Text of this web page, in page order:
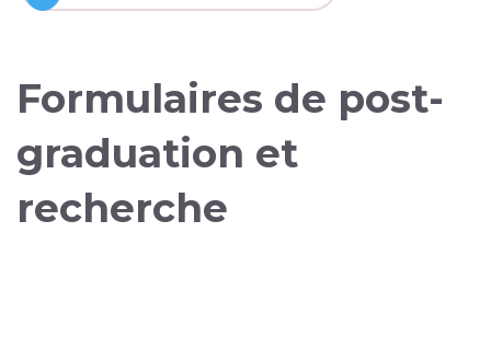
Formulaires de post-
graduation et
recherche